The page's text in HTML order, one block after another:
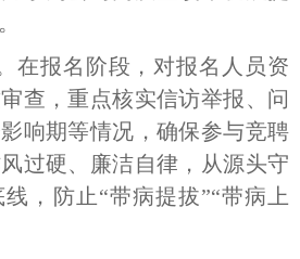
在报名阶段，对报名人员资
查，重点核实信访举报、问
响期等情况，确保参与竞聘
过硬、廉洁自律，从源头守
，防止“带病提拔”“带病上